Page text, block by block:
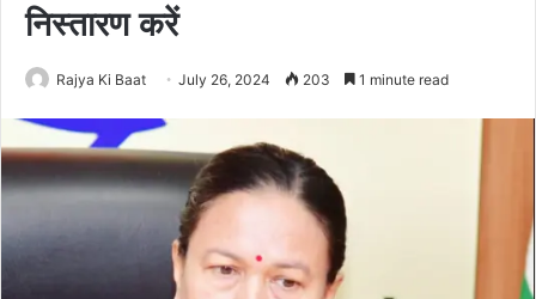
निस्तारण करें
Rajya Ki Baat July 26, 2024 203 1 minute read